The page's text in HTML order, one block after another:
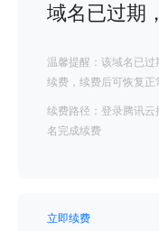
域名已过期
温馨提醒：该域名已
续费，续费后可恢复正
续费路径：登录腾讯
名完成续费
立即续费